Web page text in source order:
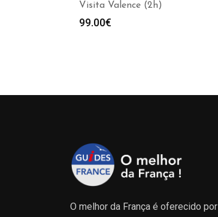
Visita Valence (2h)
99.00€
O melhor da França é oferecido por